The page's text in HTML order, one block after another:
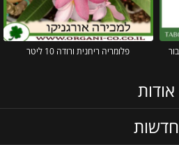
פלומריה ריחנית ורודה 10 ליטר
אודות
חדשות